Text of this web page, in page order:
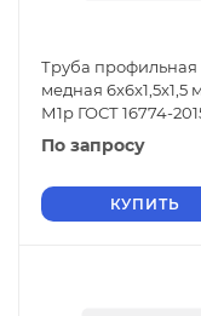
Труба профильная
медная 6x6x1,5x1,5
М1р ГОСТ 16774-
По запросу
КУПИТЬ